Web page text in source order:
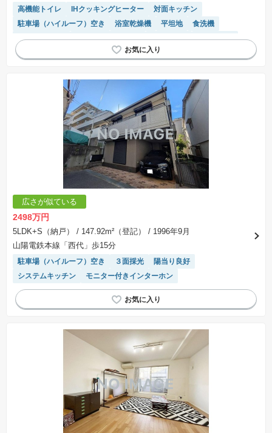
高機能トイレ IHクッキングヒーター
対面キッチン
駐車場（ハイルーフ）空き
浴室乾燥機 平坦地
食洗機
トイレ2個以上
リフォーム済み物件 陽当り良好
窓付き浴室
システムキッチン
モニター付きインターホン
広さが似ている
2498万円
5LDK+S（納戸） / 147.92m²（登記）
/ 1996年9月
山陽電鉄本線「西代」歩15分
駐車場（ハイルーフ）空き ３面採光
陽当り良好
システムキッチン
モニター付きインターホン